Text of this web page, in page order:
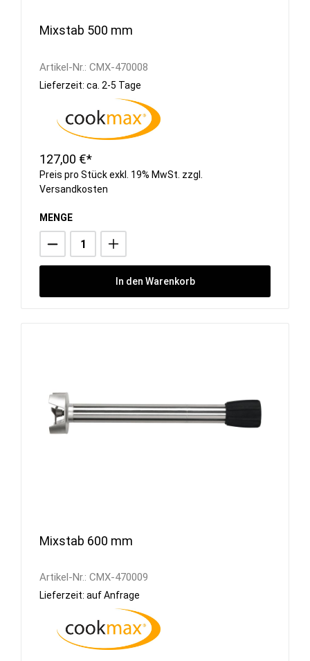
Mixstab 500 mm
Artikel-Nr.: CMX-470008
Lieferzeit: ca. 2-5 Tage
127,00 €*
Preis pro Stück exkl. 19% MwSt. zzgl.
Versandkosten
MENGE
In den Warenkorb
Mixstab 600 mm
Artikel-Nr.: CMX-470009
Lieferzeit: auf Anfrage